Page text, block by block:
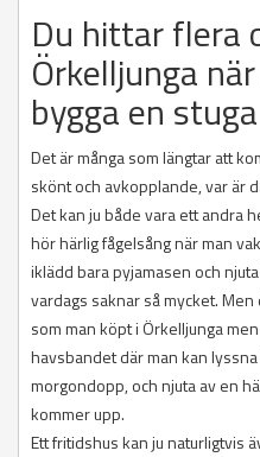
Du hittar flera
Örkelljunga
bygga en
Det är många som längtar att
skönt och avkopplande, var är
Det kan ju både vara ett andra
hör härlig fågelsång när man
iklädd bara pyjamasen och
vardags saknar så mycket.
som man köpt i Örkelljunga
havsbandet där man kan
morgondopp, och njuta av en
kommer upp.
Ett fritidshus kan ju naturligtvis